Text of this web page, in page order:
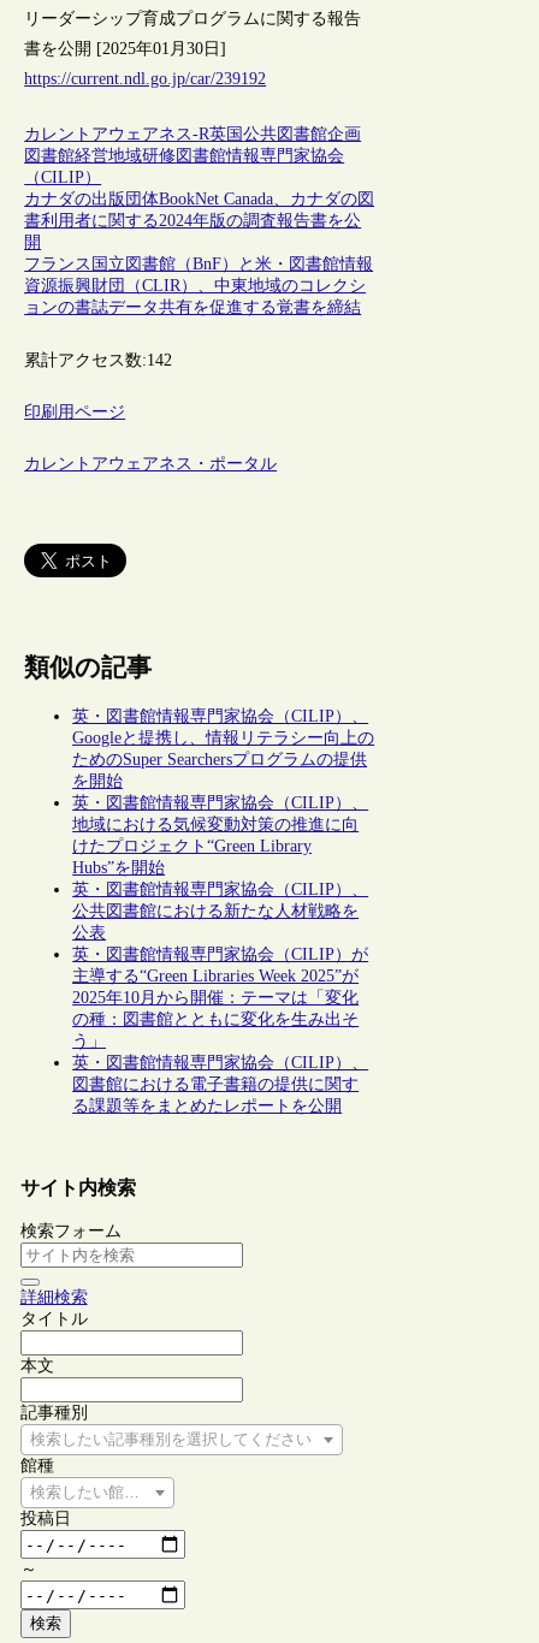
リーダーシップ育成プログラムに関する報告
書を公開 [2025年01月30日]
https://current.ndl.go.jp/car/239192
カレントアウェアネス-R英国公共図書館企画
図書館経営地域研修図書館情報専門家協会
（CILIP）
カナダの出版団体BookNet Canada、カナダの図
書利用者に関する2024年版の調査報告書を公
開
フランス国立図書館（BnF）と米・図書館情報
資源振興財団（CLIR）、中東地域のコレクシ
ョンの書誌データ共有を促進する覚書を締結
累計アクセス数:142
印刷用ページ
カレントアウェアネス・ポータル
類似の記事
英・図書館情報専門家協会（CILIP）、
Googleと提携し、情報リテラシー向上の
ためのSuper Searchersプログラムの提供
を開始
英・図書館情報専門家協会（CILIP）、
地域における気候変動対策の推進に向
けたプロジェクト“Green Library
Hubs”を開始
英・図書館情報専門家協会（CILIP）、
公共図書館における新たな人材戦略を
公表
英・図書館情報専門家協会（CILIP）が
主導する“Green Libraries Week 2025”が
2025年10月から開催：テーマは「変化
の種：図書館とともに変化を生み出そ
う」
英・図書館情報専門家協会（CILIP）、
図書館における電子書籍の提供に関す
る課題等をまとめたレポートを公開
サイト内検索
検索フォーム
詳細検索
タイトル
本文
記事種別
検索したい記事種別を選択してください
館種
検索したい館種を選択してください
投稿日
～
検索